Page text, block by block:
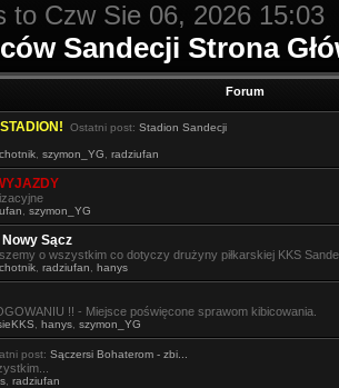
to Czw Sie 06, 2026 15:03
Sandecji Strona
Forum
Ostatni post: Stadion Sandecji
szymon_YG radziufan
szymon_YG
Sącz
o wszystkim co dotyczy drużyny piłkarskiej KKS
radziufan hanys
!! - Miejsce poświęcone sprawom kibicowania.
hanys szymon_YG
post: Sączersi Bohaterom - zbi...
radziufan